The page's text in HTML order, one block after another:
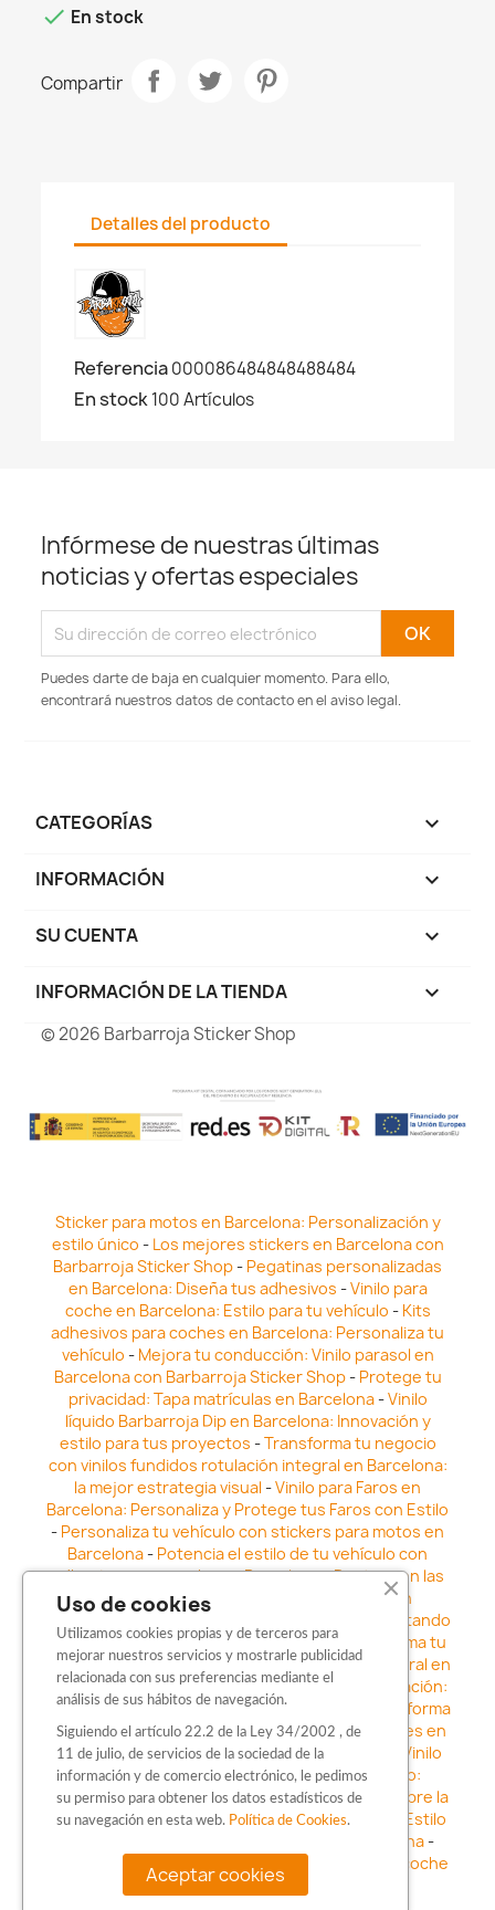
 En stock
Compartir
Detalles del producto
Referencia000086484848488484
En stock100 Artículos
Infórmese de nuestras últimas
noticias y ofertas especiales
Puedes darte de baja en cualquier momento. Para ello,
encontrará nuestros datos de contacto en el aviso legal.
CATEGORÍAS 
INFORMACIÓN 
SU CUENTA 
INFORMACIÓN DE LA TIENDA keyboard_arrow_down
© 2026 Barbarroja Sticker Shop
Sticker para motos en Barcelona: Personalización y
estilo único - Los mejores stickers en Barcelona con
Barbarroja Sticker Shop- Pegatinas personalizadas
en Barcelona: Diseña tus adhesivos -Vinilo para
coche en Barcelona: Estilo para tu vehículo - Kits
adhesivos para coches en Barcelona: Personaliza tu
vehículo - Mejora tu conducción: Vinilo parasol en
Barcelona con Barbarroja Sticker Shop- Protege tu
privacidad: Tapa matrículas en Barcelona-Vinilo
líquido Barbarroja Dip en Barcelona: Innovación y
estilo para tus proyectos -Transforma tu negocio
con vinilos fundidos rotulación integral en Barcelona:
la mejor estrategia visual -Vinilo para Faros en
Barcelona: Personaliza y Protege tus Faros con Estilo
- Personaliza tu vehículo con stickers para motos en
Barcelona- Potencia el estilo de tu vehículo con
adhesivos para coche en Barcelona-Destaca en las
calles: Los Mejores stickers para coches en
Vinilo para faros en Barcelona: Resaltando
la Estética y Seguridad del Automóvil- Transforma tu
vehículo con los vinilos fundidos rotulación integral en
Barcelona-Explora la Innovación en Personalización:
Vinilo líquido barbarroja dip en Barcelona
Transforma
tu vehículo con estilo: Kits adhesivos para coches en
Barcelona-Personaliza tu vehículo con estilo: Vinilo
para coche en Barcelona-Destaca con Estilo:
Pegatinas personalizadas en Barcelona -Descubre la
distinción: Los Mejores stickers en Barcelona
Estilo
en movimiento: Sticker para motos en Barcelona-
Personalización sobre ruedas: Adhesivos para coche
en Barcelona
Uso de cookies
Utilizamos cookies propias y de terceros para
mejorar nuestros servicios y mostrarle publicidad
relacionada con sus preferencias mediante el
análisis de sus hábitos de navegación.
Siguiendo el artículo 22.2 de la Ley 34/2002 , de
11 de julio, de servicios de la sociedad de la
información y de comercio electrónico, le pedimos
su permiso para obtener los datos estadísticos de
su navegación en esta web. Política de Cookies.
Aceptar cookies